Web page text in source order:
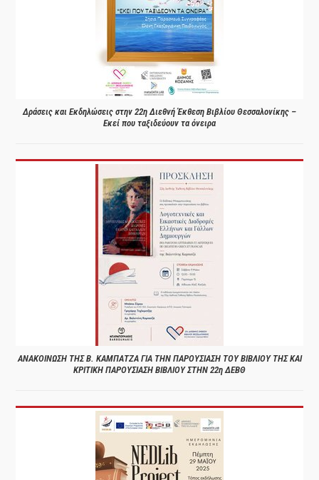
Δράσεις και Εκδηλώσεις στην 22η Διεθνή Έκθεση Βιβλίου Θεσσαλονίκης –
Εκεί που ταξιδεύουν τα όνειρα
ΑΝΑΚΟΙΝΩΣΗ ΤΗΣ Β. ΚΑΜΠΑΤΖΑ ΓΙΑ ΤΗΝ ΠΑΡΟΥΣΙΑΣΗ ΤΟΥ ΒΙΒΛΙΟΥ ΤΗΣ ΚΑΙ
ΚΡΙΤΙΚΗ ΠΑΡΟΥΣΙΑΣΗ ΒΙΒΛΙΟΥ ΣΤΗΝ 22η ΔΕΒΘ